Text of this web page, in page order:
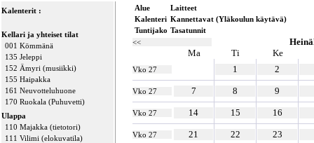
Kalenterit :
Kellari ja yhteiset tilat
001 Kömmänä
135 Jeleppi
152 Ämyri (musiikki)
155 Haipakka
161 Neuvotteluhuone
170 Ruokala (Puhuvetti)
Ulappa
110 Majakka (tietotori)
111 Vilimi (elokuvatila)
Alue
Laitteet
Kalenteri Kannettavat (Yläkoulun käytävä)
Tuntijako Tasatunnit
<<
Ma
Ti Ke
Vko 27 1 2
Vko 27 7 8 9
Vko 27 14 15 16
Vko 27 21 22 23